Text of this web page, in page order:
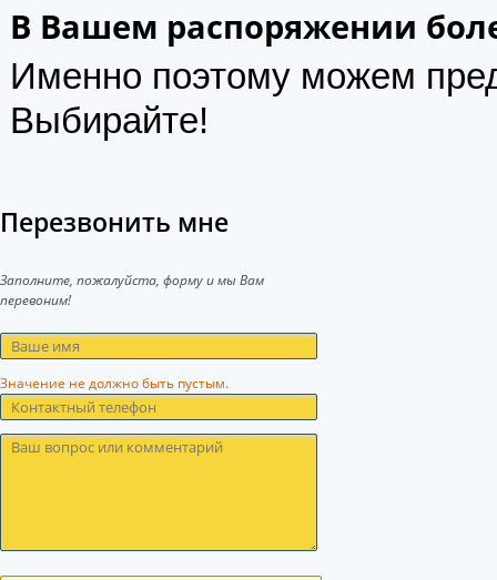
В Вашем распоряжении
Именно поэтому можем
Выбирайте!
Перезвонить мне
Заполните, пожалуйста, форму и мы Вам
перевоним!
Значение не должно быть пустым.